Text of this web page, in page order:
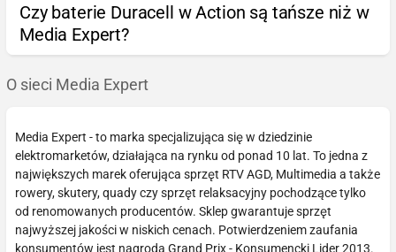
Czy baterie Duracell w Action są tańsze niż w
Media Expert?
O sieci Media Expert
Media Expert - to marka specjalizująca się w dziedzinie
elektromarketów, działająca na rynku od ponad 10 lat. To jedna z
największych marek oferująca sprzęt RTV AGD, Multimedia a także
rowery, skutery, quady czy sprzęt relaksacyjny pochodzące tylko
od renomowanych producentów. Sklep gwarantuje sprzęt
najwyższej jakości w niskich cenach. Potwierdzeniem zaufania
konsumentów jest nagroda Grand Prix - Konsumencki Lider 2013.